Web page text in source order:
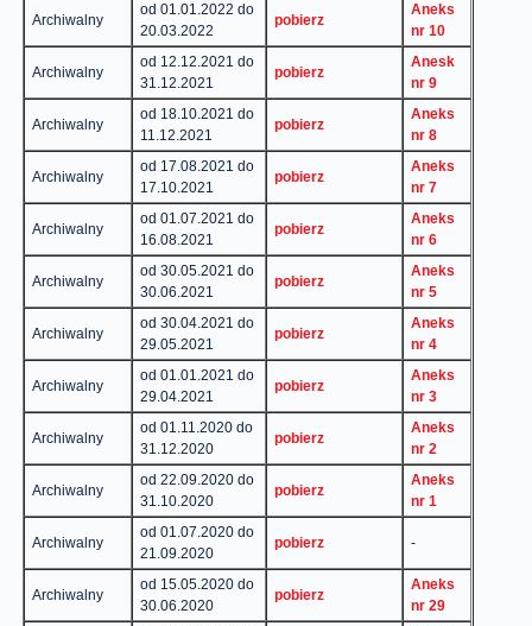
Archiwalny
od 01.01.2022 do
20.03.2022
pobierz
Aneks
nr 10
Archiwalny
od 12.12.2021 do
31.12.2021
pobierz
Anesk
nr 9
Archiwalny
od 18.10.2021 do
11.12.2021
pobierz
Aneks
nr 8
Archiwalny
od 17.08.2021 do
17.10.2021
pobierz
Aneks
nr 7
Archiwalny
od 01.07.2021 do
16.08.2021
pobierz
Aneks
nr 6
Archiwalny
od 30.05.2021 do
30.06.2021
pobierz
Aneks
nr 5
Archiwalny
od 30.04.2021 do
29.05.2021
pobierz
Aneks
nr 4
Archiwalny
od 01.01.2021 do
29.04.2021
pobierz
Aneks
nr 3
Archiwalny
od 01.11.2020 do
31.12.2020
pobierz
Aneks
nr 2
Archiwalny
od 22.09.2020 do
31.10.2020
pobierz
Aneks
nr 1
Archiwalny
od 01.07.2020 do
21.09.2020
pobierz -
Archiwalny
od 15.05.2020 do
30.06.2020
pobierz
Aneks
nr 29